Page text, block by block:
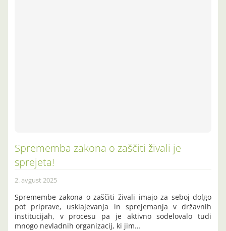
Sprememba zakona o zaščiti živali je
sprejeta!
2. avgust 2025
Spremembe zakona o zaščiti živali imajo za seboj dolgo
pot priprave, usklajevanja in sprejemanja v državnih
institucijah, v procesu pa je aktivno sodelovalo tudi
mnogo nevladnih organizacij, ki jim…